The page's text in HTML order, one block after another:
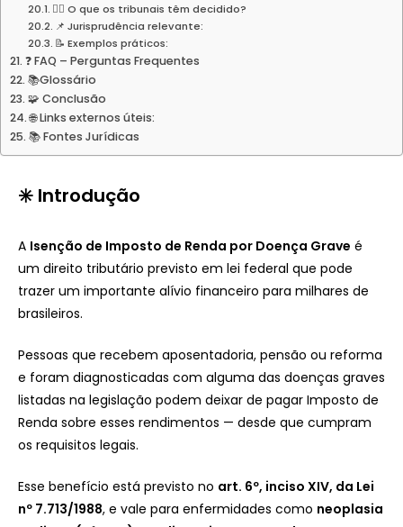
🧑‍⚖️ O que os tribunais têm decidido?
📌 Jurisprudência relevante:
📝 Exemplos práticos:
❓ FAQ – Perguntas Frequentes
📚Glossário
🧩 Conclusão
🌐 Links externos úteis:
📚 Fontes Jurídicas
✳️ Introdução
A Isenção de Imposto de Renda por Doença Grave é
um direito tributário previsto em lei federal que pode
trazer um importante alívio financeiro para milhares de
brasileiros.
Pessoas que recebem aposentadoria, pensão ou reforma
e foram diagnosticadas com alguma das doenças graves
listadas na legislação podem deixar de pagar Imposto de
Renda sobre esses rendimentos — desde que cumpram
os requisitos legais.
Esse benefício está previsto no art. 6º, inciso XIV, da Lei
nº 7.713/1988, e vale para enfermidades como neoplasia